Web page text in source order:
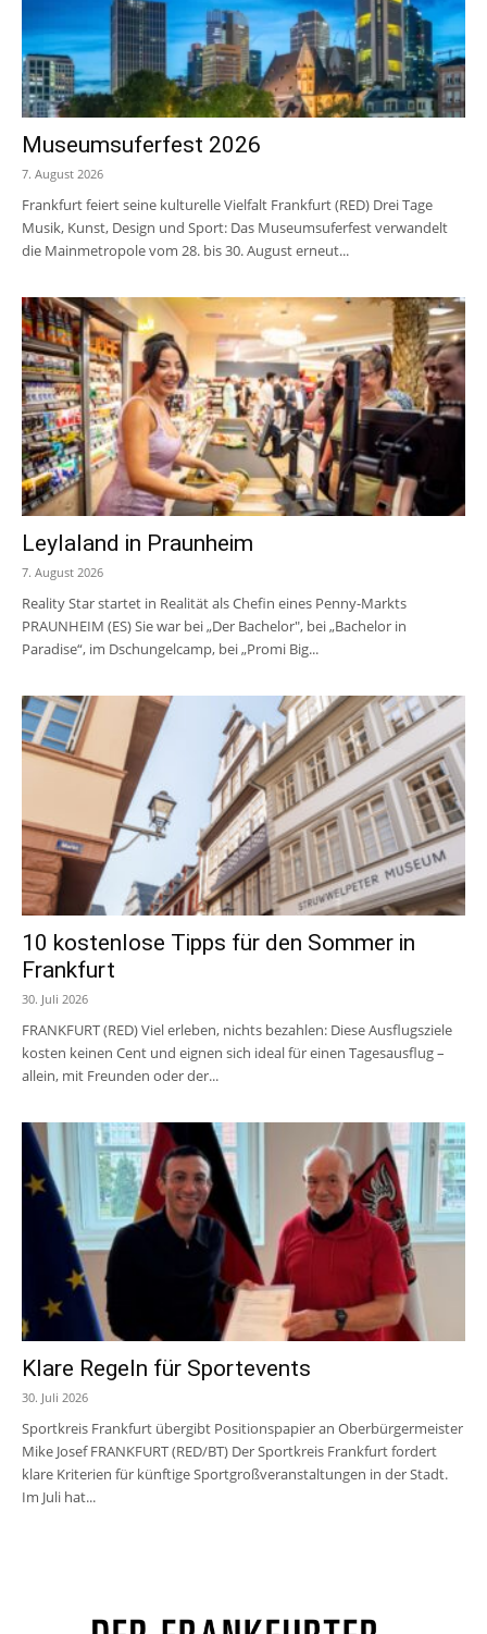
Museumsuferfest 2026
7. August 2026
Frankfurt feiert seine kulturelle Vielfalt Frankfurt (RED) Drei Tage
Musik, Kunst, Design und Sport: Das Museumsuferfest verwandelt
die Mainmetropole vom 28. bis 30. August erneut...
Leylaland in Praunheim
7. August 2026
Reality Star startet in Realität als Chefin eines Penny-Markts
PRAUNHEIM (ES) Sie war bei „Der Bachelor", bei „Bachelor in
Paradise“, im Dschungelcamp, bei „Promi Big...
10 kostenlose Tipps für den Sommer in
Frankfurt
30. Juli 2026
FRANKFURT (RED) Viel erleben, nichts bezahlen: Diese Ausflugsziele
kosten keinen Cent und eignen sich ideal für einen Tagesausflug –
allein, mit Freunden oder der...
Klare Regeln für Sportevents
30. Juli 2026
Sportkreis Frankfurt übergibt Positionspapier an Oberbürgermeister
Mike Josef FRANKFURT (RED/BT) Der Sportkreis Frankfurt fordert
klare Kriterien für künftige Sportgroßveranstaltungen in der Stadt.
Im Juli hat...